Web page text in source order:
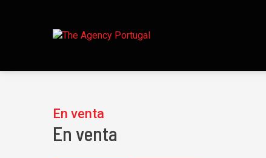
En venta
En venta